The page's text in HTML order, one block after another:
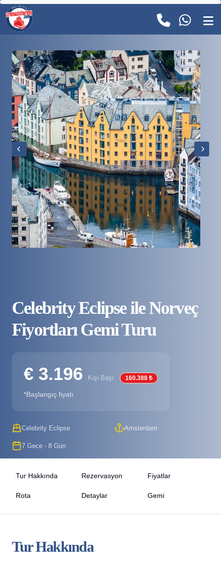
Celebrity Eclipse ile Norveç
Fiyortları Gemi Turu
€ 3.196 Kişi Başı 160.388 ₺
*Başlangıç fiyatı
Celebrity Eclipse Amsterdam
7 Gece - 8 Gün
Tur Hakkında Rezervasyon Fiyatlar
Rota Detaylar Gemi
Tur Hakkında